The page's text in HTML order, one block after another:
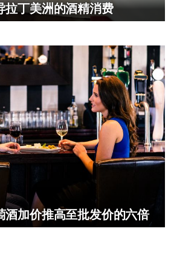
拉丁美洲的酒精消费
酒加价推高至批发价的六倍